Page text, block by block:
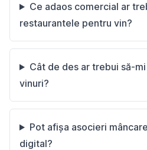
Ce adaos comercial ar
restaurantele pentru vin?
Cât de des ar trebui să-
vinuri?
Pot afișa asocieri
digital?